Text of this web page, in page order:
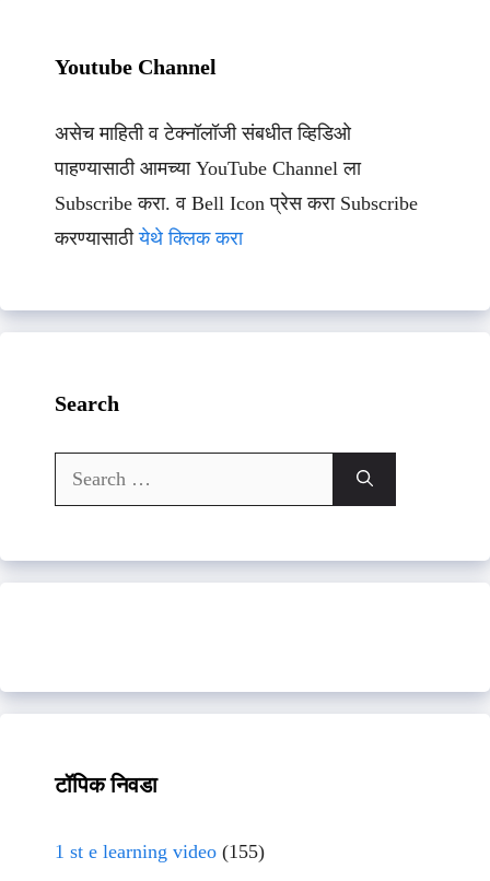
Youtube Channel
असेच माहिती व टेक्नॉलॉजी संबधीत व्हिडिओ
पाहण्यासाठी आमच्या YouTube Channel ला
Subscribe करा. व Bell Icon प्रेस करा Subscribe
करण्यासाठीयेथे क्लिक करा
Search
Search
for:
टॉपिक निवडा
1 st e learning video (155)